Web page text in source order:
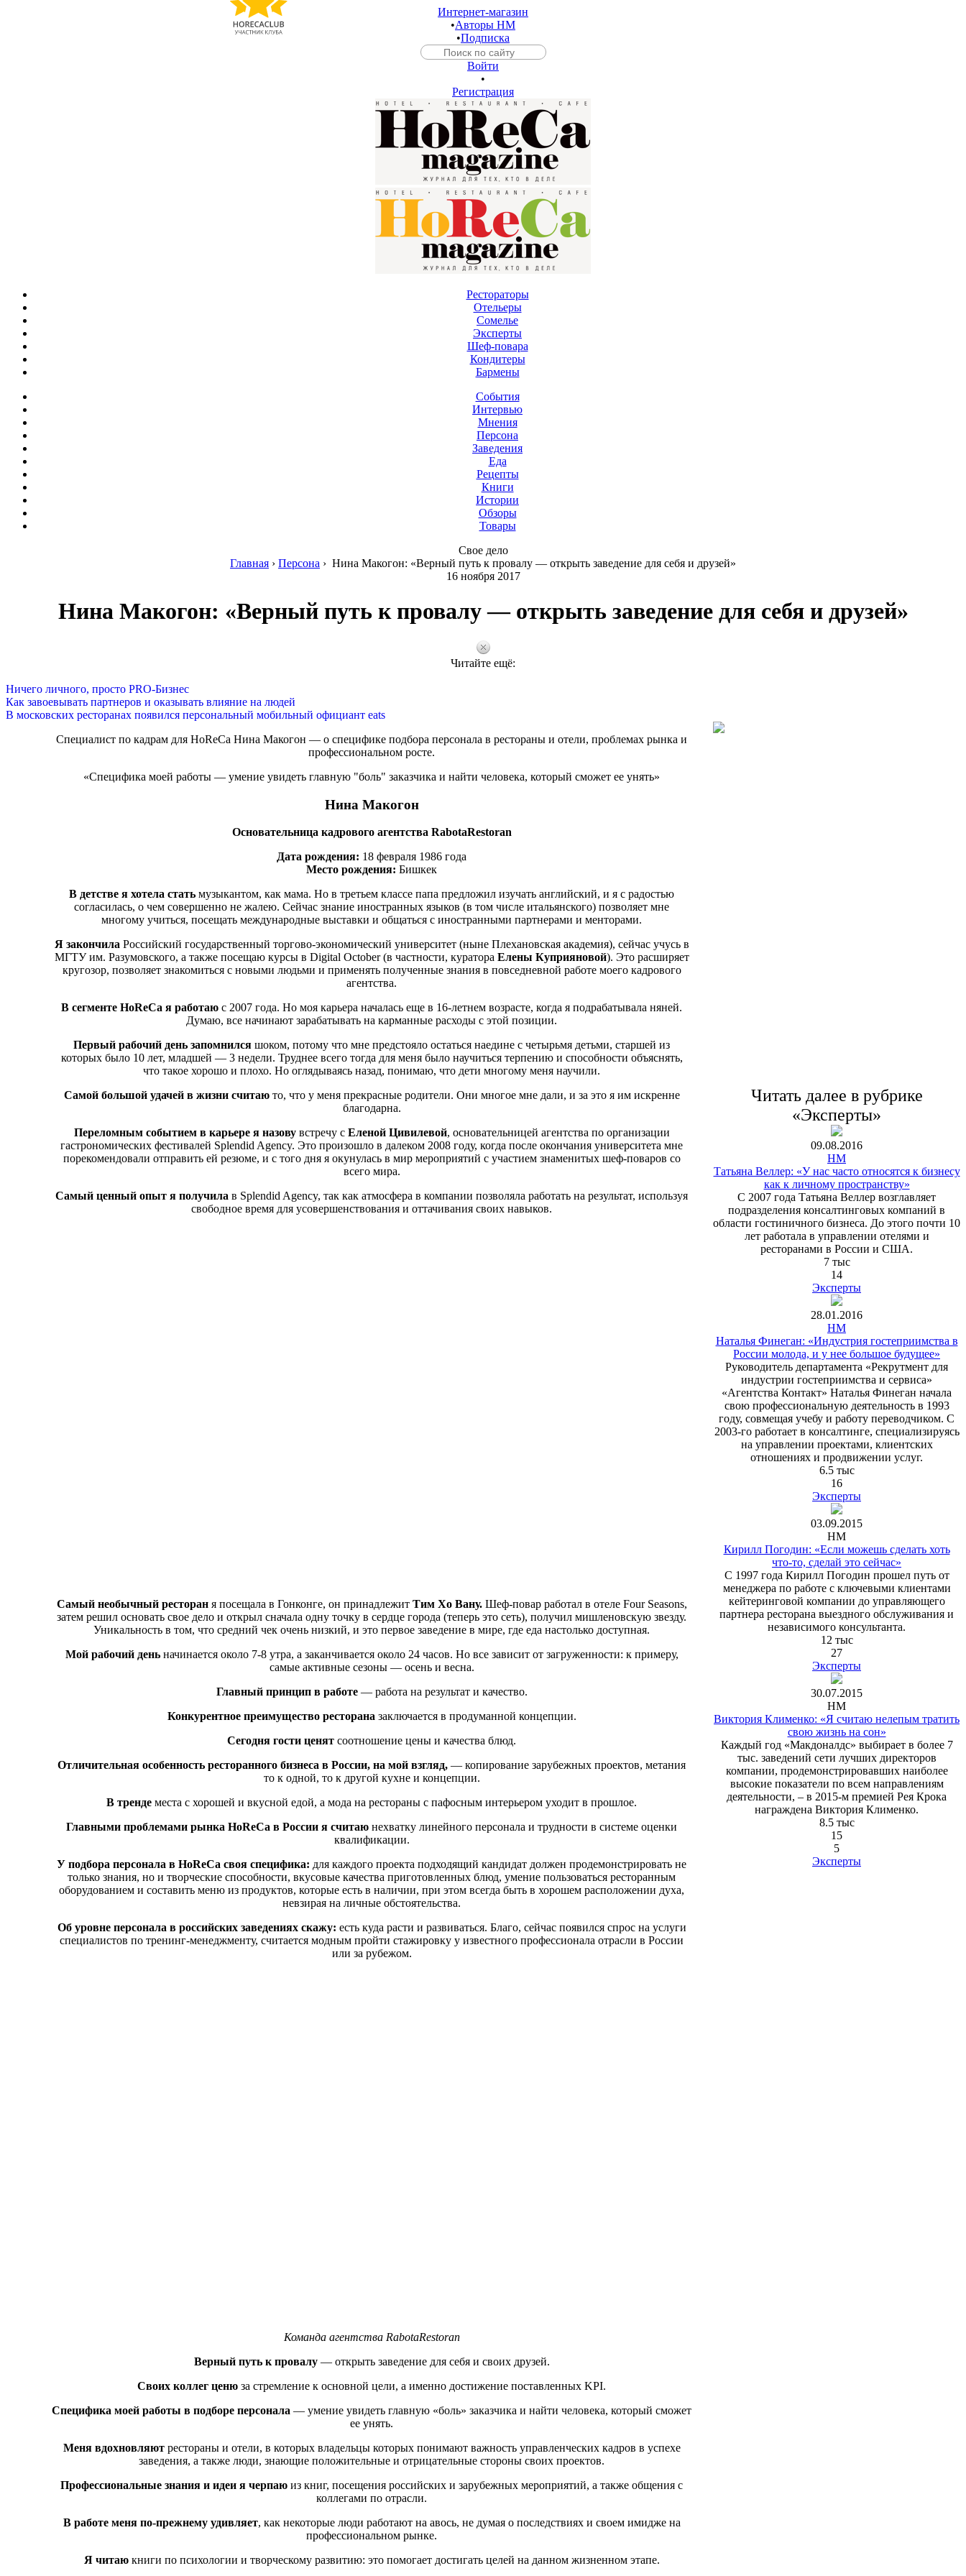
Интернет-магазин
•Авторы HM
•Подписка
Войти
•
Регистрация
Рестораторы
Отельеры
Сомелье
Эксперты
Шеф-повара
Кондитеры
Бармены
События
Интервью
Мнения
Персона
Заведения
Еда
Рецепты
Книги
Истории
Обзоры
Товары
Свое дело
Главная › Персона › Нина Макогон: «Верный путь к провалу — открыть заведение для себя и друзей»
16 ноября 2017
Нина Макогон: «Верный путь к провалу — открыть заведение для себя и друзей»
Читайте ещё:
Ничего личного, просто PRO-Бизнес
Как завоевывать партнеров и оказывать влияние на людей
В московских ресторанах появился персональный мобильный официант eats
Специалист по кадрам для HoReCa Нина Макогон — о специфике подбора персонала в рестораны и отели, проблемах рынка и
профессиональном росте.
«Специфика моей работы — умение увидеть главную "боль" заказчика и найти человека, который сможет ее унять»
Нина Макогон
Основательница кадрового агентства RabotaRestoran
Дата рождения: 18 февраля 1986 года
Место рождения: Бишкек
В детстве я хотела стать музыкантом, как мама. Но в третьем классе папа предложил изучать английский, и я с радостью
согласилась, о чем совершенно не жалею. Сейчас знание иностранных языков (в том числе итальянского) позволяет мне
многому учиться, посещать международные выставки и общаться с иностранными партнерами и менторами.
Я закончила Российский государственный торгово-экономический университет (ныне Плехановская академия), сейчас учусь в
МГТУ им. Разумовского, а также посещаю курсы в Digital October (в частности, куратора Елены Куприяновой). Это расширяет
кругозор, позволяет знакомиться с новыми людьми и применять полученные знания в повседневной работе моего кадрового
агентства.
В сегменте HoReCa я работаю с 2007 года. Но моя карьера началась еще в 16-летнем возрасте, когда я подрабатывала няней.
Думаю, все начинают зарабатывать на карманные расходы с этой позиции.
Первый рабочий день запомнился шоком, потому что мне предстояло остаться наедине с четырьмя детьми, старшей из
которых было 10 лет, младшей — 3 недели. Труднее всего тогда для меня было научиться терпению и способности объяснять,
что такое хорошо и плохо. Но оглядываясь назад, понимаю, что дети многому меня научили.
Самой большой удачей в жизни считаюто, что у меня прекрасные родители. Они многое мне дали, и за это я им искренне
благодарна.
Переломным событием в карьере я назовувстречу с Еленой Цивилевой, основательницей агентства по организации
гастрономических фестивалей Splendid Agency. Это произошло в далеком 2008 году, когда после окончания университета мне
порекомендовали отправить ей резюме, и с того дня я окунулась в мир мероприятий с участием знаменитых шеф-поваров со
всего мира.
Самый ценный опыт я получила в Splendid Agency, так как атмосфера в компании позволяла работать на результат, используя
свободное время для усовершенствования и оттачивания своих навыков.
Самый необычный рестораня посещала в Гонконге, он принадлежит Тим Хо Вану.Шеф-повар работал в отеле Four Seasons,
затем решил основать свое дело и открыл сначала одну точку в сердце города (теперь это сеть), получил мишленовскую звезду.
Уникальность в том, что средний чек очень низкий, и это первое заведение в мире, где еда настолько доступная.
Мой рабочий деньначинается около 7-8 утра, а заканчивается около 24 часов. Но все зависит от загруженности: к примеру,
самые активные сезоны — осень и весна.
Главный принцип в работе— работа на результат и качество.
Конкурентное преимущество ресторана заключается в продуманной концепции.
Сегодня гости ценят соотношение цены и качества блюд.
Отличительная особенность ресторанного бизнеса в России, на мой взгляд, — копирование зарубежных проектов, метания
то к одной, то к другой кухне и концепции.
В тренде места с хорошей и вкусной едой, а мода на рестораны с пафосным интерьером уходит в прошлое.
Главными проблемами рынка HoReCa в России я считаю нехватку линейного персонала и трудности в системе оценки
квалификации.
У подбора персонала в HoReCa своя специфика: для каждого проекта подходящий кандидат должен продемонстрировать не
только знания, но и творческие способности, вкусовые качества приготовленных блюд, умение пользоваться ресторанным
оборудованием и составить меню из продуктов, которые есть в наличии, при этом всегда быть в хорошем расположении духа,
невзирая на личные обстоятельства.
Об уровне персонала в российских заведениях скажу: есть куда расти и развиваться. Благо, сейчас появился спрос на услуги
специалистов по тренинг-менеджменту, считается модным пройти стажировку у известного профессионала отрасли в России
или за рубежом.
Команда агентства RabotaRestoran
Верный путь к провалу— открыть заведение для себя и своих друзей.
Своих коллег ценю за стремление к основной цели, а именно достижение поставленных KPI.
Специфика моей работы в подборе персонала — умение увидеть главную «боль» заказчика и найти человека, который сможет
ее унять.
Меня вдохновляютрестораны и отели, в которых владельцы которых понимают важность управленческих кадров в успехе
заведения, а также люди, знающие положительные и отрицательные стороны своих проектов.
Профессиональные знания и идеи я черпаю из книг, посещения российских и зарубежных мероприятий, а также общения с
коллегами по отрасли.
В работе меня по-прежнему удивляет, как некоторые люди работают на авось, не думая о последствиях и своем имидже на
профессиональном рынке.
Я читаюкниги по психологии и творческому развитию: это помогает достигать целей на данном жизненном этапе.
Читать далее в рубрике
«Эксперты»
09.08.2016
HM
Татьяна Веллер: «У нас часто относятся к бизнесу
как к личному пространству»
С 2007 года Татьяна Веллер возглавляет
подразделения консалтинговых компаний в
области гостиничного бизнеса. До этого почти 10
лет работала в управлении отелями и
ресторанами в России и США.
7 тыс
14
Эксперты
28.01.2016
HM
Наталья Финеган: «Индустрия гостеприимства в
России молода, и у нее большое будущее»
Руководитель департамента «Рекрутмент для
индустрии гостеприимства и сервиса»
«Агентства Контакт» Наталья Финеган начала
свою профессиональную деятельность в 1993
году, совмещая учебу и работу переводчиком. С
2003-го работает в консалтинге, специализируясь
на управлении проектами, клиентских
отношениях и продвижении услуг.
6.5 тыс
16
Эксперты
03.09.2015
HM
Кирилл Погодин: «Если можешь сделать хоть
что-то, сделай это сейчас»
С 1997 года Кирилл Погодин прошел путь от
менеджера по работе с ключевыми клиентами
кейтеринговой компании до управляющего
партнера ресторана выездного обслуживания и
независимого консультанта.
12 тыс
27
Эксперты
30.07.2015
HM
Виктория Клименко: «Я считаю нелепым тратить
свою жизнь на сон»
Каждый год «Макдоналдс» выбирает в более 7
тыс. заведений сети лучших директоров
компании, продемонстрировавших наиболее
высокие показатели по всем направлениям
деятельности, – в 2015-м премией Рея Крока
награждена Виктория Клименко.
8.5 тыс
15
5
Эксперты